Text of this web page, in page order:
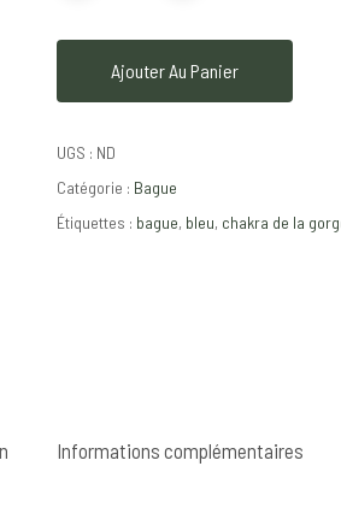
Ajouter Au Panier
UGS : ND
Catégorie : Bague
Étiquettes : bague, bleu, chakra de la
Informations complémentaires